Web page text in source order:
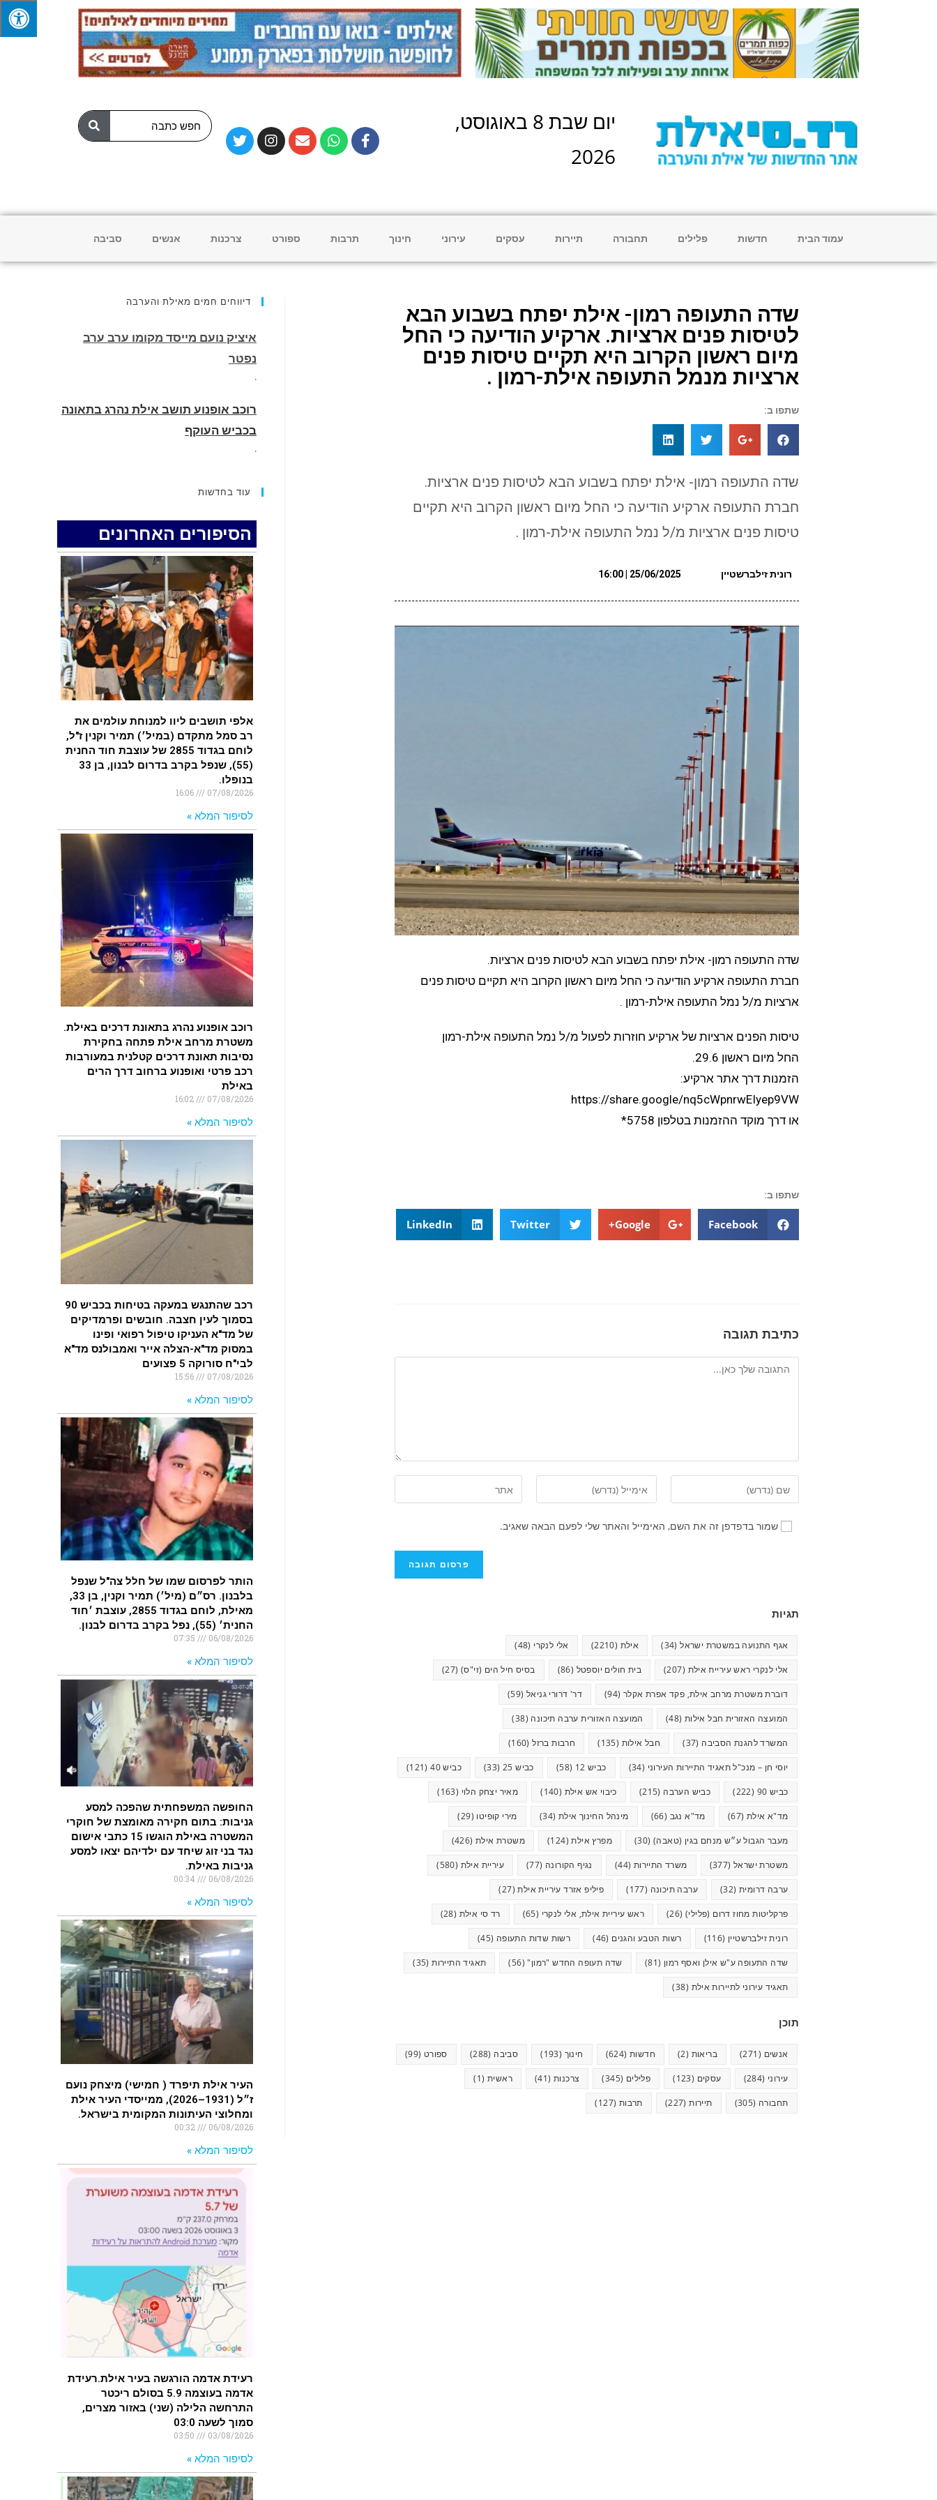
יום שבת 8 באוגוסט,
2026
עמוד הבית חדשות פלילים תחבורה תיירות עסקים עירוני חינוך תרבות ספורט צרכנות אנשים סביבה
שדה התעופה רמון- אילת יפתח בשבוע הבא
לטיסות פנים ארציות. ארקיע הודיעה כי החל
מיום ראשון הקרוב היא תקיים טיסות פנים
ארציות מנמל התעופה אילת-רמון .
שתפו ב:
שדה התעופה רמון- אילת יפתח בשבוע הבא לטיסות פנים ארציות.
חברת התעופה ארקיע הודיעה כי החל מיום ראשון הקרוב היא תקיים
טיסות פנים ארציות מ/ל נמל התעופה אילת-רמון .
רונית זילברשטיין 25/06/2025 | 16:00
שדה התעופה רמון- אילת יפתח בשבוע הבא לטיסות פנים ארציות.
חברת התעופה ארקיע הודיעה כי החל מיום ראשון הקרוב היא תקיים טיסות פנים
ארציות מ/ל נמל התעופה אילת-רמון .
טיסות הפנים ארציות של ארקיע חוזרות לפעול מ/ל נמל התעופה אילת-רמון
החל מיום ראשון 29.6.
הזמנות דרך אתר ארקיע:
https://share.google/nq5cWpnrwEIyep9VW
או דרך מוקד ההזמנות בטלפון 5758*
שתפו ב:
Facebook
Google+
Twitter
LinkedIn
כתיבת תגובה
שמור בדפדפן זה את השם, האימייל והאתר שלי לפעם הבאה שאגיב.
תגיות
אגף התנועה במשטרת ישראל(34) אילת (2210) אלי לנקרי (48)
אלי לנקרי ראש עיריית אילת (207) בית חולים יוספטל (86) בסיס חיל הים (זי"ס)(27)
דוברת משטרת מרחב אילת, פקד אפרת אקלר(94) דר' דרורי גניאל(59)
המועצה האזורית חבל אילות (48) המועצה האזורית ערבה תיכונה (38)
המשרד להגנת הסביבה (37) חבל אילות (135) חרבות ברזל(160)
יוסי חן – מנכ"ל תאגיד התיירות העירוני (34) כביש 12 (58) כביש 25 (33) כביש 40 (121)
כביש 90 (222) כביש הערבה (215) כיבוי אש אילת (140) מאיר יצחק הלוי (163)
מד"א אילת (67) מד"א נגב (66) מינהל החינוך אילת (34) מירי קופיטו (29)
מעבר הגבול ע״ש מנחם בגין (טאבה)(30) מפרץ אילת(124) משטרת אילת(426)
משטרת ישראל(377) משרד התיירות (44) נגיף הקורונה (77) עיריית אילת (580)
ערבה דרומית(32) ערבה תיכונה (177) פיליפ אזרד עיריית אילת(27)
פרקליטות מחוז דרום (פלילי)(26) ראש עיריית אילת, אלי לנקרי (65) רד סי אילת (28)
רונית זילברשטיין (116) רשות הטבע והגנים (46) רשות שדות התעופה (45)
שדה התעופה ע"ש אילן ואסף רמון (81) שדה תעופה החדש "רמון"(56) תאגיד התיירות(35)
תאגיד עירוני לתיירות אילת (38)
תוכן
אנשים (271) בריאות (2) חדשות(624) חינוך (193) סביבה (288) ספורט (99)
עירוני (284) עסקים (123) פלילים (345) צרכנות(41) ראשית (1)
תחבורה (305) תיירות(227) תרבות (127)
דיווחים חמים מאילת והערבה
איציק נועם מייסד מקומו ערב ערב
נפטר
.
רוכב אופנוע תושב אילת נהרג בתאונה
בכביש העוקף
.
זוג שיחד עם ילדיהם יצאו למסע גניבות
באילת.
האדמה רועדת- סדרת רעידות אדמה
בחצי האי סיני
רכב התנגש במעקה בטיחות בכביש 90
בסמוך לעין חצבה. פצועים
עוד בחדשות
הסיפורים האחרונים
אלפי תושבים ליוו למנוחת עולמים את
רב סמל מתקדם (במיל׳) תמיר וקנין ז"ל,
לוחם בגדוד 2855 של עוצבת חוד החנית
(55), שנפל בקרב בדרום לבנון, בן 33
בנופלו.
07/08/2026
לסיפור המלא »
רוכב אופנוע נהרג בתאונת דרכים באילת.
משטרת מרחב אילת פתחה בחקירת
נסיבות תאונת דרכים קטלנית במעורבות
רכב פרטי ואופנוע ברחוב דרך הרים
באילת
07/08/2026
לסיפור המלא »
רכב שהתנגש במעקה בטיחות בכביש 90
בסמוך לעין חצבה. חובשים ופרמדיקים
של מד"א העניקו טיפול רפואי ופינו
במסוק מד"א-הצלה אייר ואמבולנס מד"א
לבי"ח סורוקה 5 פצועים
07/08/2026
לסיפור המלא »
הותר לפרסום שמו של חלל צה"ל שנפל
בלבנון. רס״ם (מיל׳) תמיר וקנין, בן 33,
מאילת, לוחם בגדוד 2855, עוצבת ׳חוד
החנית׳ (55), נפל בקרב בדרום לבנון.
06/08/2026
לסיפור המלא »
החופשה המשפחתית שהפכה למסע
גניבות: בתום חקירה מאומצת של חוקרי
המשטרה באילת הוגשו 15 כתבי אישום
נגד בני זוג שיחד עם ילדיהם יצאו למסע
גניבות באילת.
06/08/2026
לסיפור המלא »
העיר אילת תיפרד ( חמישי) מיצחק נועם
ז״ל (1931–2026), ממייסדי העיר אילת
ומחלוצי העיתונות המקומית בישראל.
06/08/2026
לסיפור המלא »
רעידת אדמה הורגשה בעיר אילת.רעידת
אדמה בעוצמה 5.9 בסולם ריכטר
התרחשה הלילה (שני) באזור מצרים,
סמוך לשעה 03:0
03/08/2026
לסיפור המלא »